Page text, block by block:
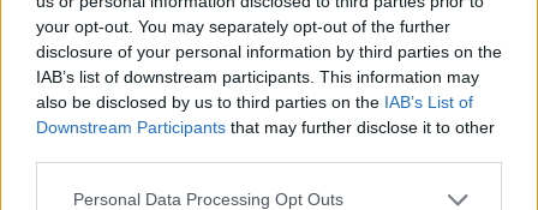
your opt-out. You may separately opt-out of the further
disclosure of your personal information by third parties on the
IAB’s list of downstream participants. This information may
also be disclosed by us to third parties on the IAB’s List of
Downstream Participants that may further disclose it to other
Personal Data Processing Opt Outs
Komentuoti gali tik Lrytas registruoti vartotojai.
Prisijunkite prie registruotų vartotojų
bendruomenės ir bendraukite komentaruose!
Rodyti komentarus